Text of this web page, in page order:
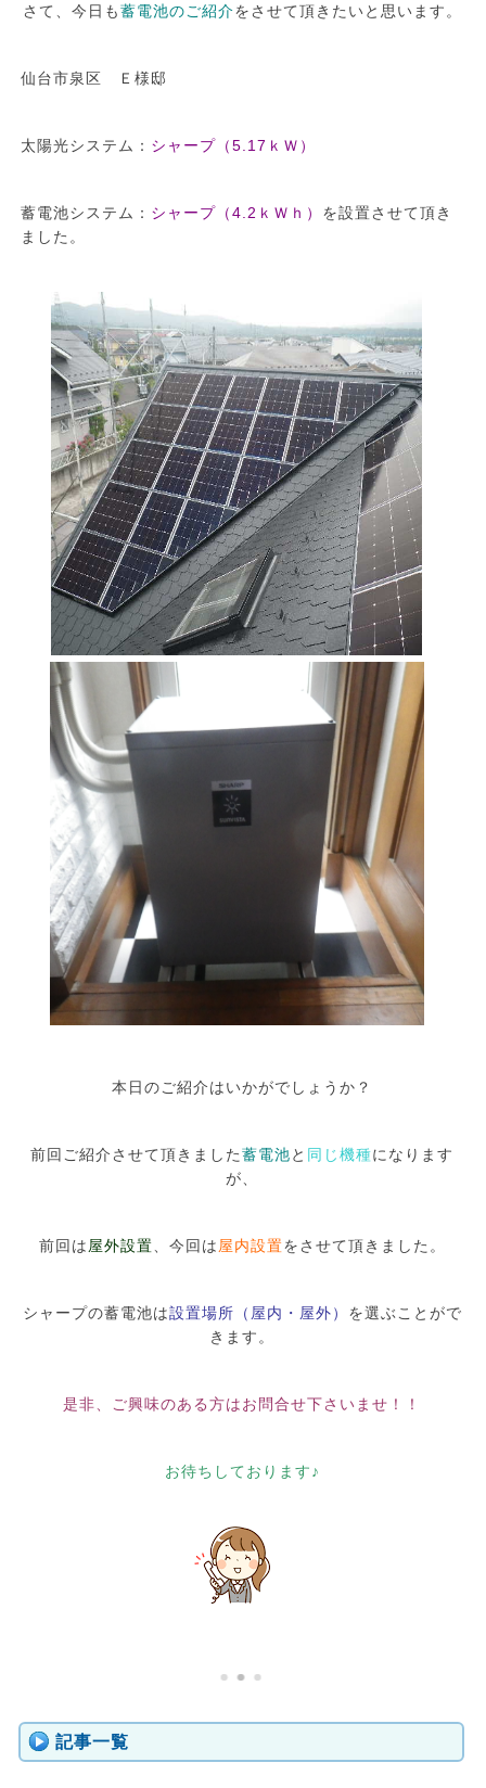
さて、今日も蓄電池のご紹介をさせて頂きたいと思います。
仙台市泉区 Ｅ様邸
太陽光システム： シャープ（5.17ｋＷ）
蓄電池システム： シャープ（4.2ｋＷｈ） を設置させて頂き
ました。
本日のご紹介はいかがでしょうか？
前回ご紹介させて頂きました蓄電池と 同じ機種になります
が、
前回は屋外設置 、今回は屋内設置をさせて頂きました。
シャープの蓄電池は設置場所（屋内・屋外） を選ぶことがで
きます。
是非、ご興味のある方はお問合せ下さいませ！！
お待ちしております♪
記事一覧